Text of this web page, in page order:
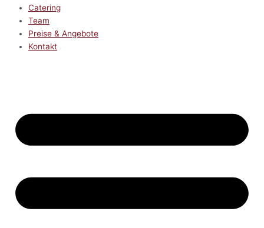
Catering
Team
Preise & Angebote
Kontakt